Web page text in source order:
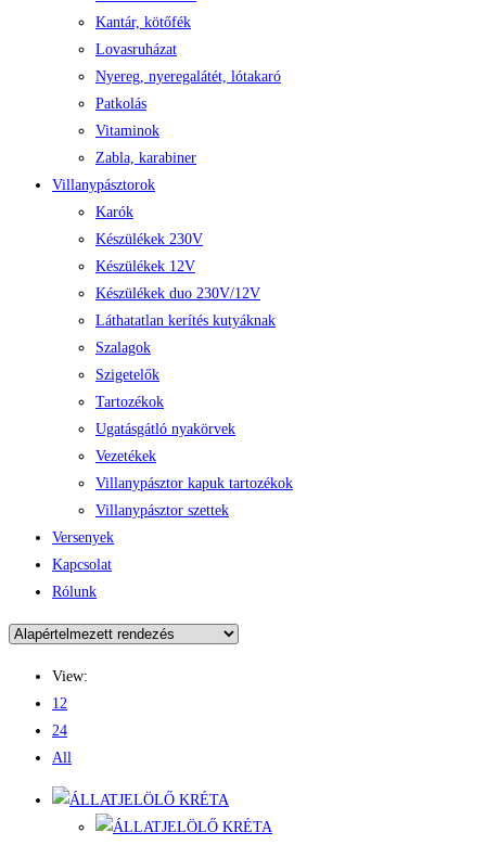
Kantár, kötőfék
Lovasruházat
Nyereg, nyeregalátét, lótakaró
Patkolás
Vitaminok
Zabla, karabiner
Villanypásztorok
Karók
Készülékek 230V
Készülékek 12V
Készülékek duo 230V/12V
Láthatatlan kerítés kutyáknak
Szalagok
Szigetelők
Tartozékok
Ugatásgátló nyakörvek
Vezetékek
Villanypásztor kapuk tartozékok
Villanypásztor szettek
Versenyek
Kapcsolat
Rólunk
View:
12
24
All